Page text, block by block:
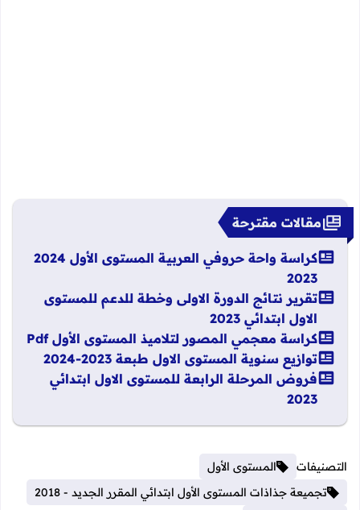
مقالات مقترحة
كراسة واحة حروفي العربية المستوى الأول 2024
2023
تقرير نتائج الدورة الاولى وخطة للدعم للمستوى
الاول ابتدائي 2023
كراسة معجمي المصور لتلاميذ المستوى الأول Pdf
توازيع سنوية المستوى الاول طبعة 2023-2024
فروض المرحلة الرابعة للمستوى الاول ابتدائي
2023
التصنيفات
المستوى الأول
تجميعة جذاذات المستوى الأول ابتدائي المقرر الجديد - 2018